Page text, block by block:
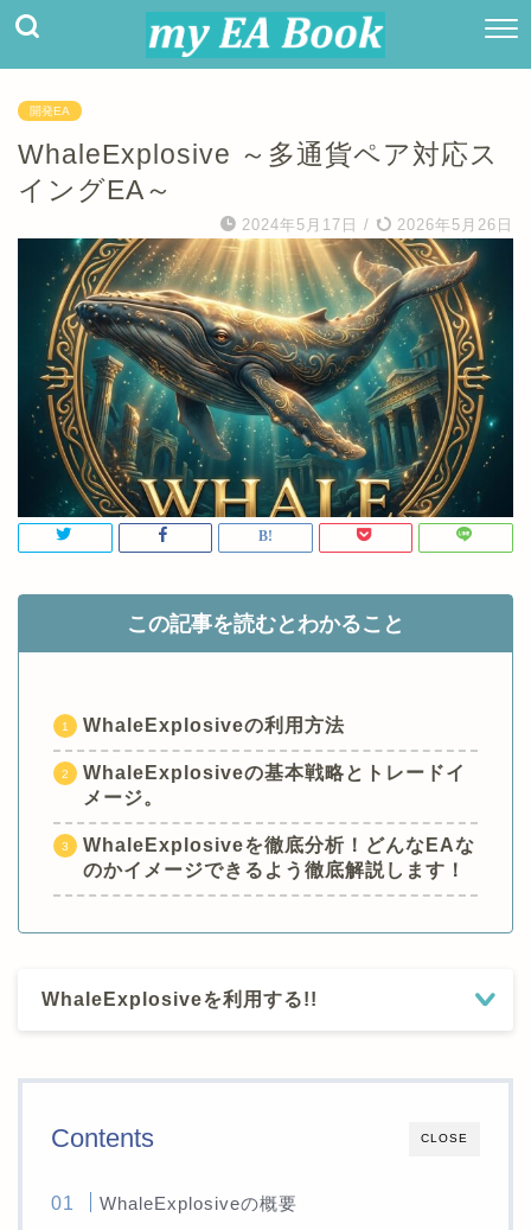
開発EA
WhaleExplosive ～多通貨ペア対応ス
イングEA～
2024年5月17日 / 2026年5月26日
この記事を読むとわかること
WhaleExplosiveの利用方法
WhaleExplosiveの基本戦略とトレードイ
メージ。
WhaleExplosiveを徹底分析！どんなEAな
のかイメージできるよう徹底解説します！
WhaleExplosiveを利用する!!
CLOSE
Contents
WhaleExplosiveの概要